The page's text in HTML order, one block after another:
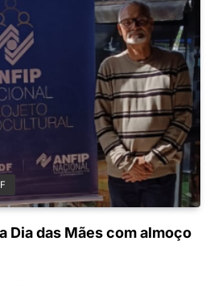
Dia das Mães com almoço